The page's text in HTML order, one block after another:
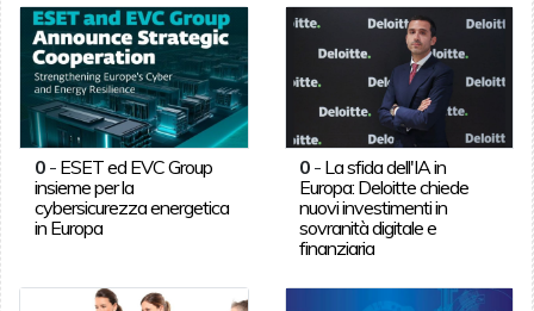
0- ESET ed EVC Group
insieme per la
cybersicurezza energetica
in Europa
0 - La sfida dell'IA in
Europa: Deloitte chiede
nuovi investimenti in
sovranità digitale e
finanziaria